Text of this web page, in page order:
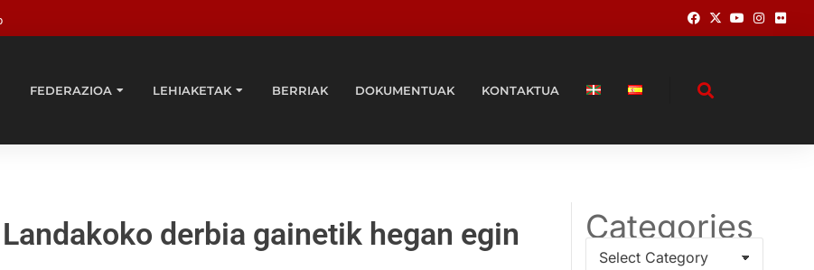
FEDERAZIOA LEHIAKETAK BERRIAK DOKUMENTUAK KONTAKTUA
derbia gainetik hegan egin
Categories